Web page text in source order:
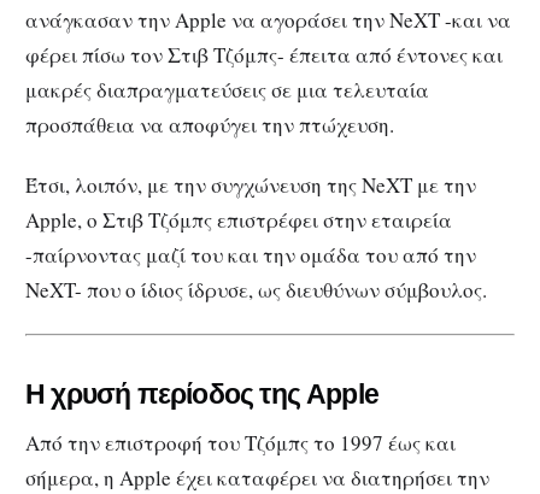
ανάγκασαν την Apple να αγοράσει την NeXT -και να
φέρει πίσω τον Στιβ Τζόμπς- έπειτα από έντονες και
μακρές διαπραγματεύσεις σε μια τελευταία
προσπάθεια να αποφύγει την πτώχευση.
Έτσι, λοιπόν, με την συγχώνευση της NeXT με την
Apple, ο Στιβ Τζόμπς επιστρέφει στην εταιρεία
-παίρνοντας μαζί του και την ομάδα του από την
NeXT- που ο ίδιος ίδρυσε, ως διευθύνων σύμβουλος.
Η χρυσή περίοδος της Apple
Από την επιστροφή του Τζόμπς το 1997 έως και
σήμερα, η Apple έχει καταφέρει να διατηρήσει την